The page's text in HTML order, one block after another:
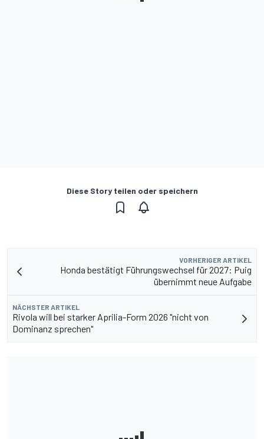
Diese Story teilen oder speichern
VORHERIGER ARTIKEL
Honda bestätigt Führungswechsel für 2027: Puig
übernimmt neue Aufgabe
NÄCHSTER ARTIKEL
Rivola will bei starker Aprilia-Form 2026 "nicht von
Dominanz sprechen"